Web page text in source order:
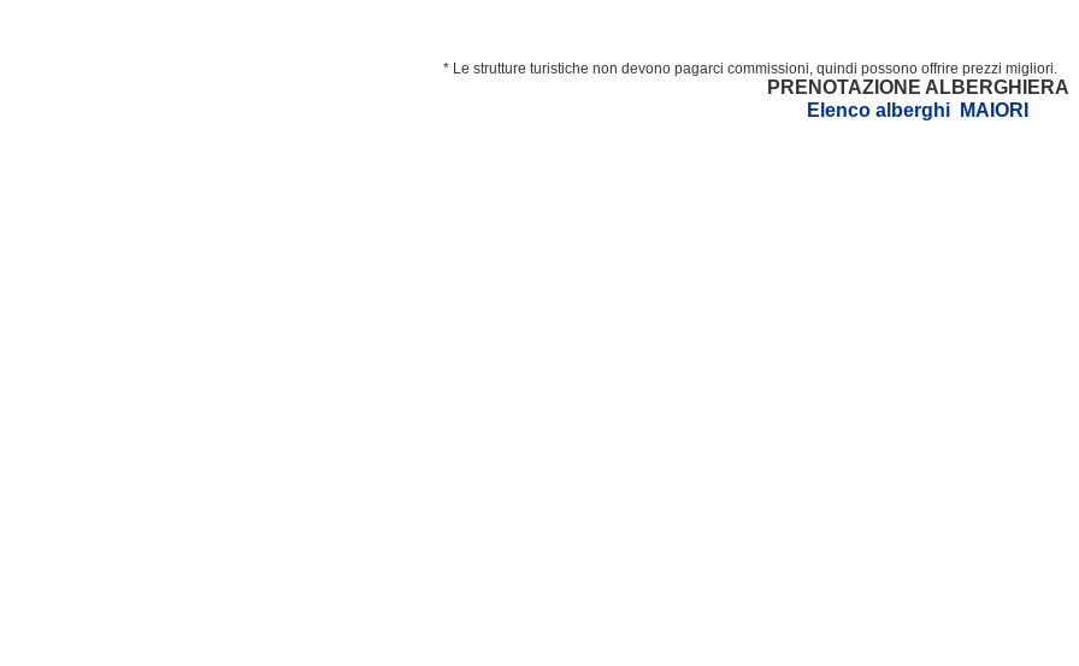
* Le strutture turistiche non devono pagarci commissioni, quindi possono offrire prezzi migliori.
PRENOTAZIONE ALBERGHIERA
Elenco alberghi MAIORI